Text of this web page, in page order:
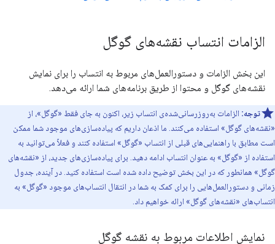
الزامات انتساب نقشه‌های گوگل
این بخش الزامات و دستورالعمل‌های مربوط به انتساب را برای نمایش
نقشه‌های گوگل و محتوا از طریق برنامه‌های شما ارائه می‌دهد.
توجه: الزامات به‌روزرسانی‌شده‌ی انتساب زیر، اکنون به جای فقط «گوگل»، از
«نقشه‌های گوگل» استفاده می‌کنند. ما اذعان داریم که پیاده‌سازی‌های موجود شما ممکن
است مطابق با راهنمایی‌های قبلی از انتساب «گوگل» استفاده کنند و فعلاً می‌توانید به
استفاده از «گوگل» به عنوان انتساب ادامه دهید. برای پیاده‌سازی‌های جدید، از «نقشه‌های
گوگل» همانطور که در این بخش توضیح داده شده است استفاده کنید. در آینده، جدول
زمانی و دستورالعمل‌هایی را برای کمک به شما در انتقال انتساب‌های موجود «گوگل» به
انتساب‌های «نقشه‌های گوگل» ارائه خواهیم داد.
نمایش اطلاعات مربوط به نقشه گوگل